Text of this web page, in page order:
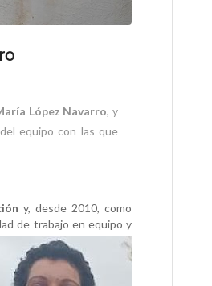
López Navarro, y
equipo con las que
y, desde 2010, como
de trabajo en equipo y